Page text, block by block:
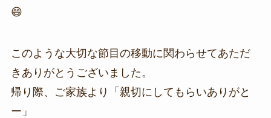
😄
このような大切な節目の移動に関わらせてあただ
きありがとうございました。
帰り際、ご家族より「親切にしてもらいありがと
ー」